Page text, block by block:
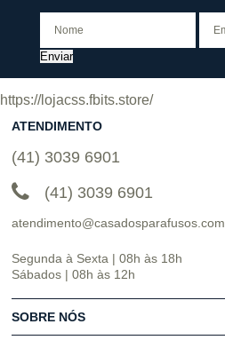
Enviar
https://lojacss.fbits.store/
ATENDIMENTO
(41) 3039 6901
(41) 3039 6901
atendimento@casadosparafusos.com
Segunda à Sexta | 08h às 18h
Sábados | 08h às 12h
SOBRE NÓS